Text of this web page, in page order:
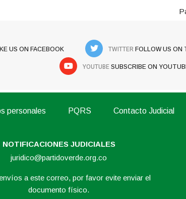
US ON FACEBOOK TWITTER FOLLOW US ON
YOUTUBE SUBSCRIBE ON
personales PQRS Contacto Judicial
NOTIFICACIONES JUDICIALES
juridico@partidoverde.org.co
a este correo, por favor evite enviar el
documento físico.